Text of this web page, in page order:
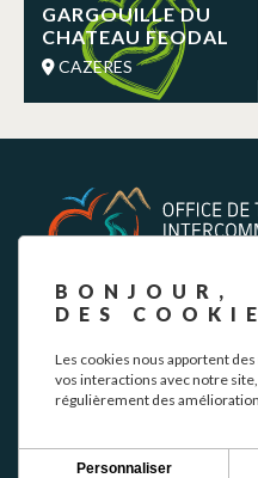
GARGOUILLE DU
CHATEAU FEODAL
CAZERES
BOLETÍN INFORMATIVO
Mantente al tanto de
BONJOUR,
DES
Les cookies nous apportent
vos interactions avec notre
régulièrement des
Personnaliser